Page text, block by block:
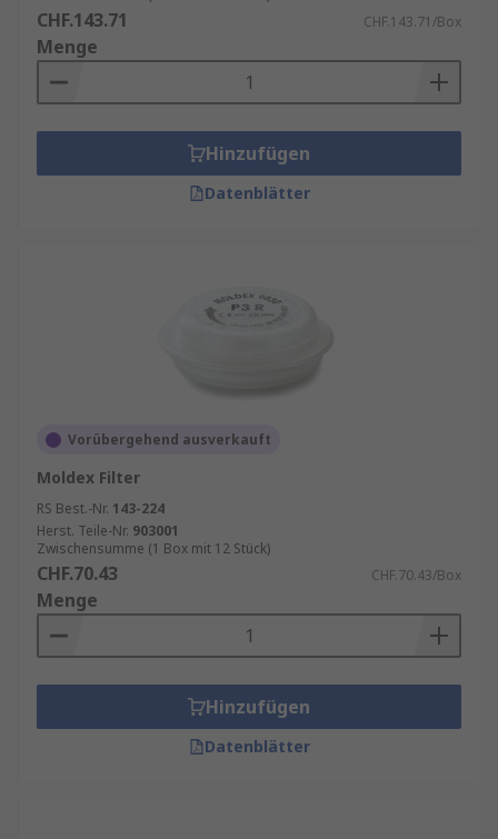
CHF.143.71 CHF.143.71/Box
Menge
Hinzufügen
Datenblätter
Vorübergehend ausverkauft
Moldex Filter
RS Best.-Nr. 143-224
Herst. Teile-Nr. 903001
Zwischensumme (1 Box mit 12 Stück)
CHF.70.43 CHF.70.43/Box
Menge
Hinzufügen
Datenblätter